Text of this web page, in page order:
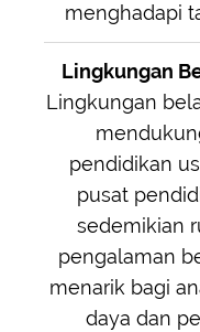
menghadapi
Lingkungan
Lingkungan
pendidikan
pusat
sedemikian
pengalaman
menarik bagi
daya dan